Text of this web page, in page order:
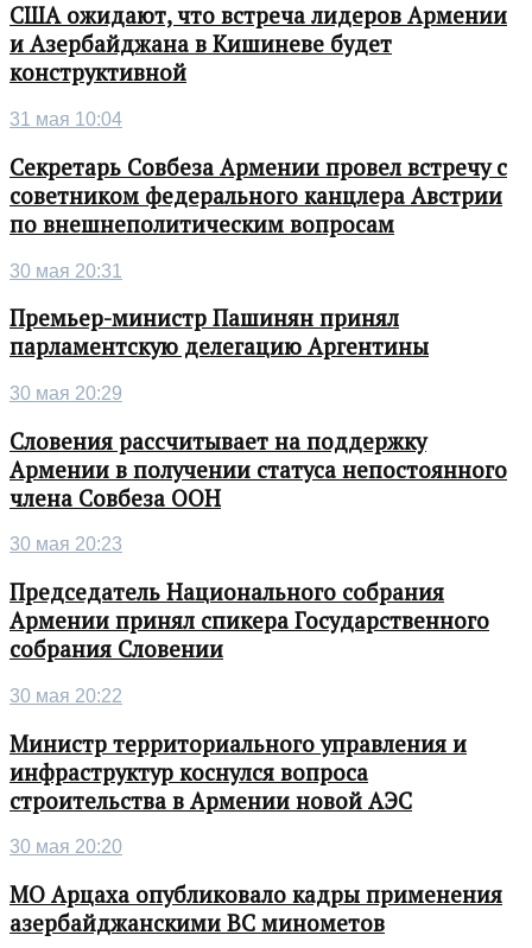
США ожидают, что встреча лидеров Армении
и Азербайджана в Кишиневе будет
конструктивной
31 мая 10:04
Секретарь Совбеза Армении провел встречу с
советником федерального канцлера Австрии
по внешнеполитическим вопросам
30 мая 20:31
Премьер-министр Пашинян принял
парламентскую делегацию Аргентины
30 мая 20:29
Словения рассчитывает на поддержку
Армении в получении статуса непостоянного
члена Совбеза ООН
30 мая 20:23
Председатель Национального собрания
Армении принял спикера Государственного
собрания Словении
30 мая 20:22
Министр территориального управления и
инфраструктур коснулся вопроса
строительства в Армении новой АЭС
30 мая 20:20
МО Арцаха опубликовало кадры применения
азербайджанскими ВС минометов